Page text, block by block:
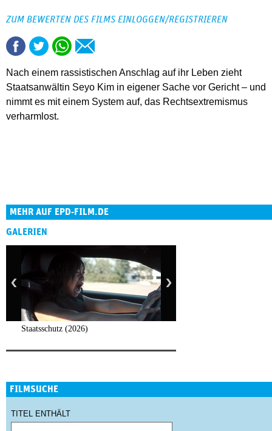
ZUM BEWERTEN DES FILMS EINLOGGEN/REGISTRIEREN
Nach einem rassistischen Anschlag auf ihr Leben zieht
Staatsanwältin Seyo Kim in eigener Sache vor Gericht – und
nimmt es mit einem System auf, das Rechtsextremismus
verharmlost.
MEHR AUF EPD-FILM.DE
GALERIEN
Staatsschutz (2026)
FILMSUCHE
TITEL ENTHÄLT